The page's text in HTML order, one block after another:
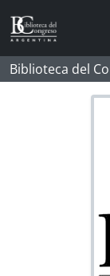
Skip to main content
Biblioteca del